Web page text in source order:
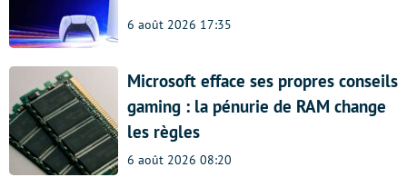
6 août 2026 17:35
Microsoft efface ses propres conseils
gaming : la pénurie de RAM change
les règles
6 août 2026 08:20